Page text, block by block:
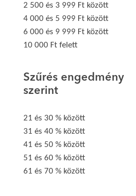
2 500 és 3 999 Ft között
4 000 és 5 999 Ft között
6 000 és 9 999 Ft között
10 000 Ft felett
Szűrés engedmény
szerint
21 és 30 % között
31 és 40 % között
41 és 50 % között
51 és 60 % között
61 és 70 % között